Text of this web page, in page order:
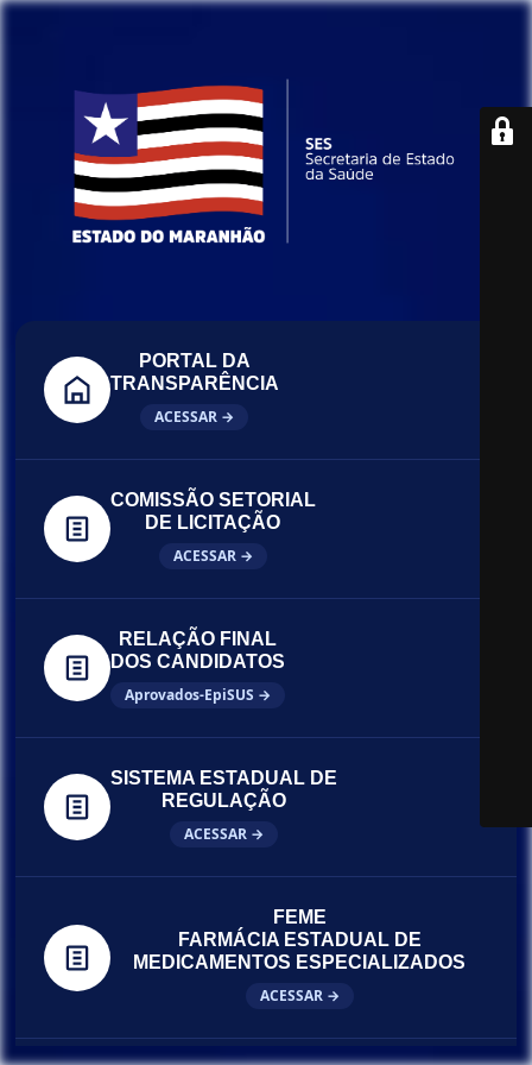
PORTAL DA
TRANSPARÊNCIA
ACESSAR →
COMISSÃO SETORIAL
DE LICITAÇÃO
ACESSAR →
RELAÇÃO FINAL
DOS CANDIDATOS
Aprovados-EpiSUS →
SISTEMA ESTADUAL DE
REGULAÇÃO
ACESSAR →
FEME
FARMÁCIA ESTADUAL DE
MEDICAMENTOS ESPECIALIZADOS
ACESSAR →